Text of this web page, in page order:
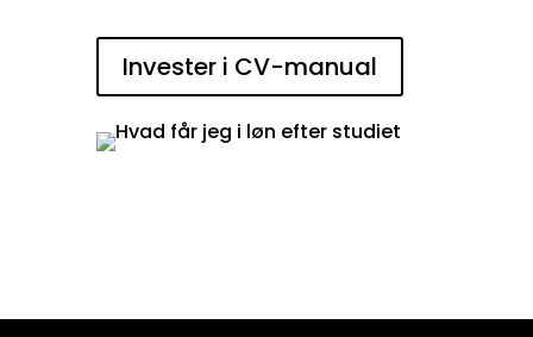
Invester i CV-manual